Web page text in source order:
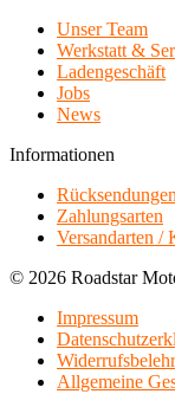
Unser Team
Werkstatt &
Ladengeschäft
Jobs
News
Informationen
Zahlungsarten
Versandarten /
© 2026 Roadstar
Impressum
Allgemeine